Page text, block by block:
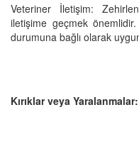
Veteriner İletişim:
iletişime geçmek
durumuna bağlı olarak
Kırıklar veya Yaralanmalar: